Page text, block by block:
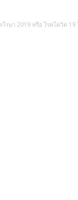
รนา 2019 หรือ โรคโควิด 19